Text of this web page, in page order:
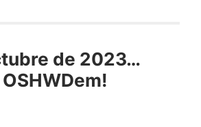
de 2023…